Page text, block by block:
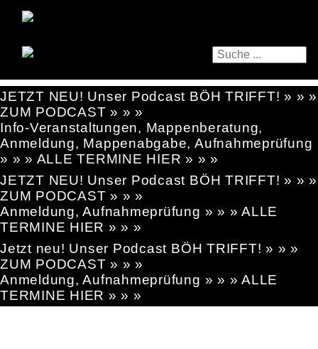
JETZT NEU! Unser Podcast BÖH TRIFFT! » » »
ZUM PODCAST » » »
Info-Veranstaltungen, Mappenberatung,
Anmeldung, Mappenabgabe, Aufnahmeprüfung
» » » ALLE TERMINE HIER » » »
JETZT NEU! Unser Podcast BÖH TRIFFT! » » »
ZUM PODCAST » » »
Anmeldung, Aufnahmeprüfung » » » ALLE
TERMINE HIER » » »
Jetzt neu! Unser Podcast BÖH TRIFFT! » » »
ZUM PODCAST » » »
Anmeldung, Aufnahmeprüfung » » » ALLE
TERMINE HIER » » »